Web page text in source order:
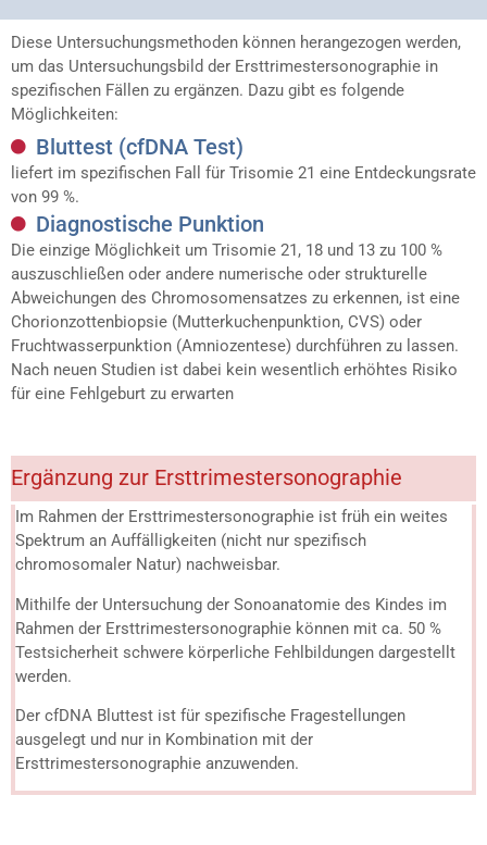
Diese Untersuchungsmethoden können herangezogen werden,
um das Untersuchungsbild der Ersttrimestersonographie in
spezifischen Fällen zu ergänzen. Dazu gibt es folgende
Möglichkeiten:
Bluttest (cfDNA Test)
liefert im spezifischen Fall für Trisomie 21 eine Entdeckungsrate
von 99 %.
Diagnostische Punktion
Die einzige Möglichkeit um Trisomie 21, 18 und 13 zu 100 %
auszuschließen oder andere numerische oder strukturelle
Abweichungen des Chromosomensatzes zu erkennen, ist eine
Chorionzottenbiopsie (Mutterkuchenpunktion, CVS) oder
Fruchtwasserpunktion (Amniozentese) durchführen zu lassen.
Nach neuen Studien ist dabei kein wesentlich erhöhtes Risiko
für eine Fehlgeburt zu erwarten
Ergänzung zur Ersttrimestersonographie
Im Rahmen der Ersttrimestersonographie ist früh ein weites
Spektrum an Auffälligkeiten (nicht nur spezifisch
chromosomaler Natur) nachweisbar.
Mithilfe der Untersuchung der Sonoanatomie des Kindes im
Rahmen der Ersttrimestersonographie können mit ca. 50 %
Testsicherheit schwere körperliche Fehlbildungen dargestellt
werden.
Der cfDNA Bluttest ist für spezifische Fragestellungen
ausgelegt und nur in Kombination mit der
Ersttrimestersonographie anzuwenden.